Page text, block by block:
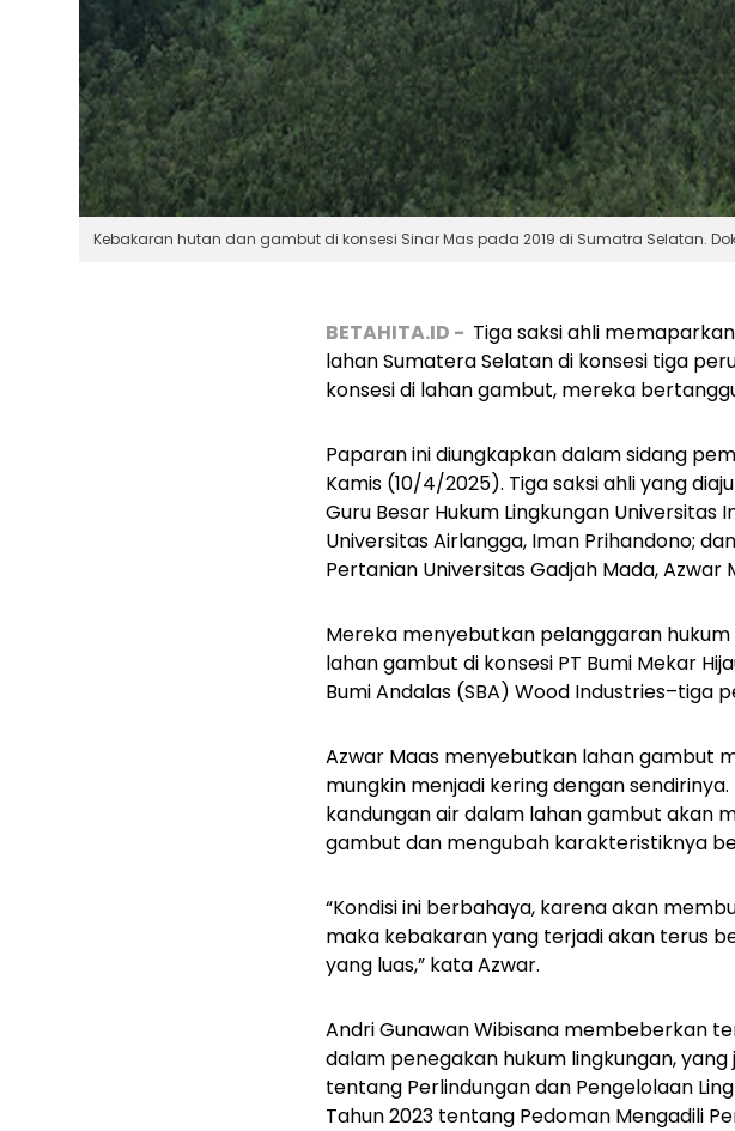
Kebakaran hutan dan gambut di konsesi Sinar Mas pada 2019 di Sumatra Selatan.
BETAHITA.ID - Tiga saksi ahli
lahan Sumatera Selatan di konsesi tiga
konsesi di lahan gambut, mereka
Paparan ini diungkapkan dalam sidang
Kamis (10/4/2025). Tiga saksi ahli yang
Guru Besar Hukum Lingkungan Universitas
Universitas Airlangga, Iman Prihandono;
Pertanian Universitas Gadjah Mada, Azwar
Mereka menyebutkan pelanggaran
lahan gambut di konsesi PT Bumi Mekar
Bumi Andalas (SBA) Wood Industries–tiga
Azwar Maas menyebutkan lahan gambut
mungkin menjadi kering dengan
kandungan air dalam lahan gambut akan
gambut dan mengubah karakteristiknya
“Kondisi ini berbahaya, karena akan
maka kebakaran yang terjadi akan terus
yang luas,” kata Azwar.
Andri Gunawan Wibisana membeberkan
dalam penegakan hukum lingkungan,
tentang Perlindungan dan Pengelolaan
Tahun 2023 tentang Pedoman Mengadili